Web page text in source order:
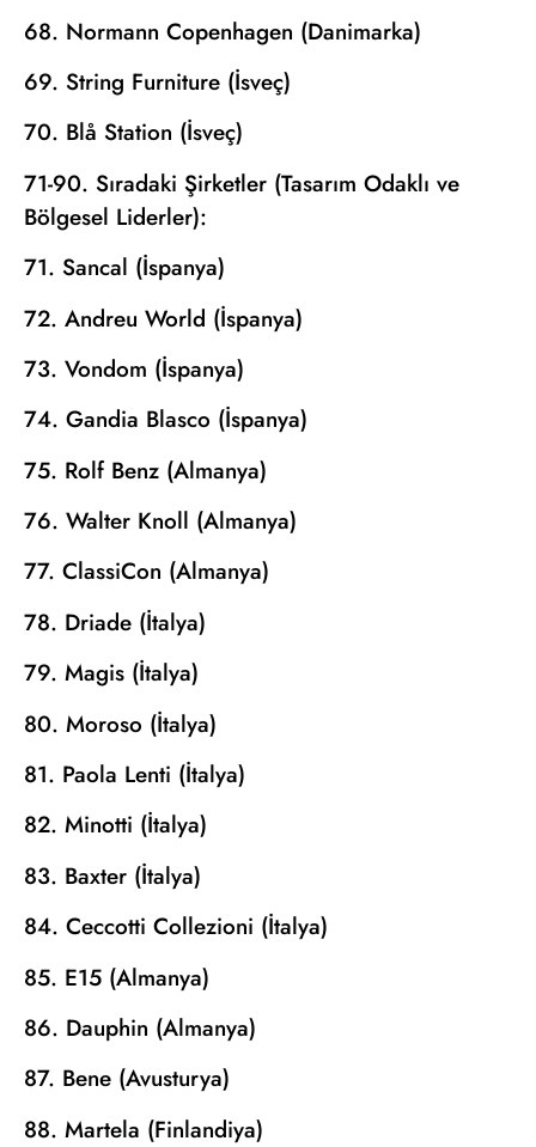
68. Normann Copenhagen (Danimarka)
69. String Furniture (İsveç)
70. Blå Station (İsveç)
71-90. Sıradaki Şirketler (Tasarım Odaklı ve
Bölgesel Liderler):
71. Sancal (İspanya)
72. Andreu World (İspanya)
73. Vondom (İspanya)
74. Gandia Blasco (İspanya)
75. Rolf Benz (Almanya)
76. Walter Knoll (Almanya)
77. ClassiCon (Almanya)
78. Driade (İtalya)
79. Magis (İtalya)
80. Moroso (İtalya)
81. Paola Lenti (İtalya)
82. Minotti (İtalya)
83. Baxter (İtalya)
84. Ceccotti Collezioni (İtalya)
85. E15 (Almanya)
86. Dauphin (Almanya)
87. Bene (Avusturya)
88. Martela (Finlandiya)